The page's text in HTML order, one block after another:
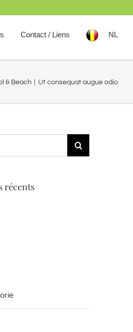
Contact / Liens NL
& Beach Ut consequat augue odio
récents